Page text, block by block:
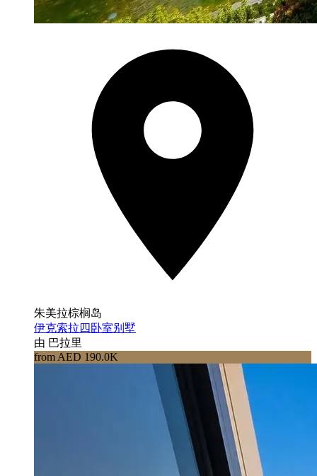
朱美拉棕榈岛
伊克索拉四卧室别墅
由 巴拉里
from AED 190.0K